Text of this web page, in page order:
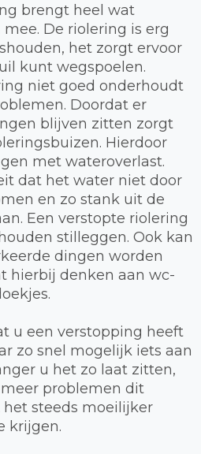
brengt heel wat
De riolering is erg
het zorgt ervoor
kunt wegspoelen.
niet goed onderhoudt
Doordat er
blijven zitten zorgt
Hierdoor
met wateroverlast.
dat het water niet door
en zo stank uit de
Een verstopte riolering
stilleggen. Ook kan
dingen worden
hierbij denken aan wc-
u een verstopping heeft
zo snel mogelijk iets aan
u het zo laat zitten,
problemen dit
steeds moeilijker
krijgen.